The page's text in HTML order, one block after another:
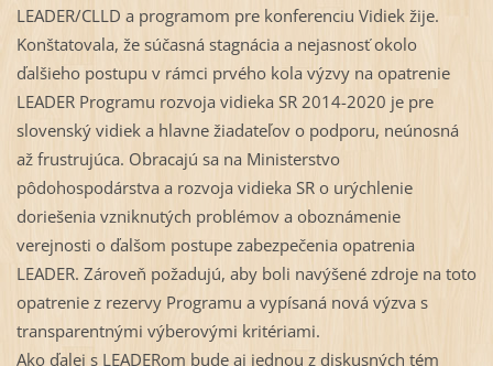
LEADER/CLLD a programom pre konferenciu Vidiek žije.
Konštatovala, že súčasná stagnácia a nejasnosť okolo
ďalšieho postupu v rámci prvého kola výzvy na opatrenie
LEADER Programu rozvoja vidieka SR 2014-2020 je pre
slovenský vidiek a hlavne žiadateľov o podporu, neúnosná
až frustrujúca. Obracajú sa na Ministerstvo
pôdohospodárstva a rozvoja vidieka SR o urýchlenie
doriešenia vzniknutých problémov a oboznámenie
verejnosti o ďalšom postupe zabezpečenia opatrenia
LEADER. Zároveň požadujú, aby boli navýšené zdroje na toto
opatrenie z rezervy Programu a vypísaná nová výzva s
transparentnými výberovými kritériami.
Ako ďalej s LEADERom bude aj jednou z diskusných tém